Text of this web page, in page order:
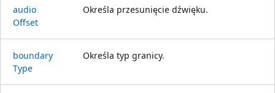
audio
Offset
Określa przesunięcie dźwięku.
boundary
Type
Określa typ granicy.